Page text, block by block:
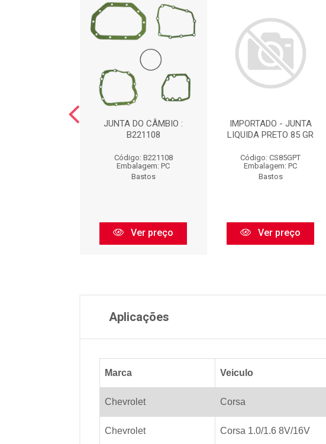
JUNTA DO CÂMBIO :
B221108
Código: B221108
Embalagem: PC
Bastos
Ver preço
IMPORTADO - JUNTA
LIQUIDA PRETO 85 GR
Código: CS85GPT
Embalagem: PC
Bastos
Ver preço
Aplicações
Marca Veiculo
Chevrolet Corsa
Chevrolet Corsa 1.0/1.6 8V/16V